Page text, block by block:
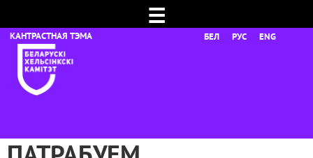
☰
БЕЛ РУС ENG